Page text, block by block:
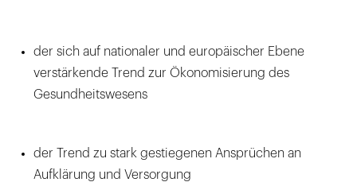
der sich auf nationaler und europäischer Ebene
verstärkende Trend zur Ökonomisierung des
Gesundheitswesens
der Trend zu stark gestiegenen Ansprüchen an
Aufklärung und Versorgung